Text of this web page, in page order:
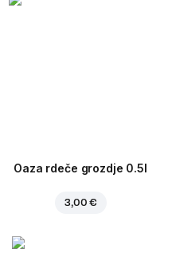
Oaza rdeče grozdje 0.5l
3,00 €